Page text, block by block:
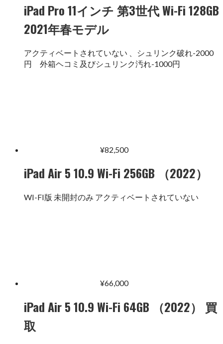
iPad Pro 11インチ 第3世代 Wi-Fi 128GB
2021年春モデル
アクティベートされていない 、シュリンク破れ-2000
円 外箱ヘコミ及びシュリンク汚れ-1000円
¥82,500
iPad Air 5 10.9 Wi-Fi 256GB （2022）
WI-FI版 未開封のみ アクティベートされていない
¥66,000
iPad Air 5 10.9 Wi-Fi 64GB （2022） 買
取